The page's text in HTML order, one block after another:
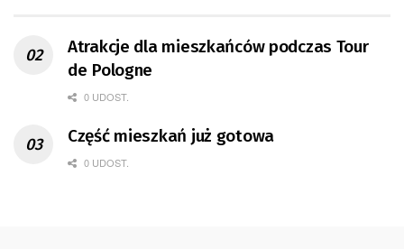
Atrakcje dla mieszkańców podczas Tour
de Pologne
0 UDOST.
Część mieszkań już gotowa
0 UDOST.